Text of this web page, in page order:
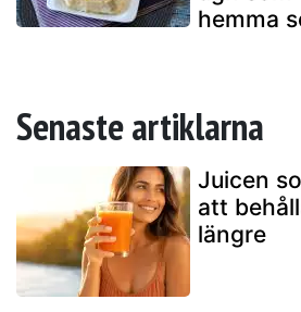
hemma
Senaste artiklarna
Juicen
att
längre